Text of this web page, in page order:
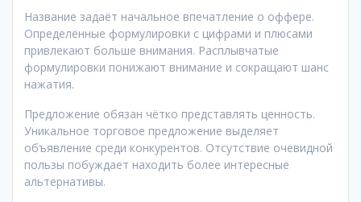
Название задаёт начальное впечатление о оффере.
Определённые формулировки с цифрами и плюсами
привлекают больше внимания. Расплывчатые
формулировки понижают внимание и сокращают шанс
нажатия.
Предложение обязан чётко представлять ценность.
Уникальное торговое предложение выделяет
объявление среди конкурентов. Отсутствие очевидной
пользы побуждает находить более интересные
альтернативы.